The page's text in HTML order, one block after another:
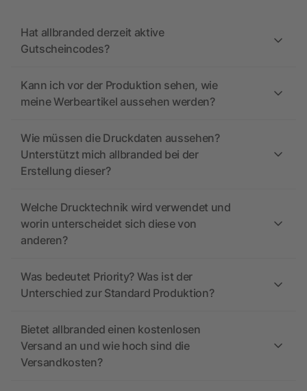
Hat allbranded derzeit aktive
Gutscheincodes?
Kann ich vor der Produktion sehen, wie
meine Werbeartikel aussehen werden?
Wie müssen die Druckdaten aussehen?
Unterstützt mich allbranded bei der
Erstellung dieser?
Welche Drucktechnik wird verwendet und
worin unterscheidet sich diese von
anderen?
Was bedeutet Priority? Was ist der
Unterschied zur Standard Produktion?
Bietet allbranded einen kostenlosen
Versand an und wie hoch sind die
Versandkosten?